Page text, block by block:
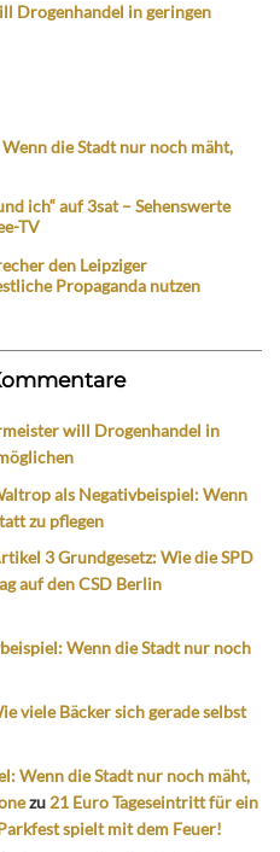
Drogenhandel in geringen
die Stadt nur noch mäht,
ich“ auf 3sat – Sehenswerte
TV
den Leipziger
Propaganda nutzen
will Drogenhandel in
als Negativbeispiel: Wenn
zu pflegen
3 Grundgesetz: Wie die SPD
auf den CSD Berlin
Wenn die Stadt nur noch
viele Bäcker sich gerade selbst
Wenn die Stadt nur noch mäht,
zu 21 Euro Tageseintritt für ein
spielt mit dem Feuer!